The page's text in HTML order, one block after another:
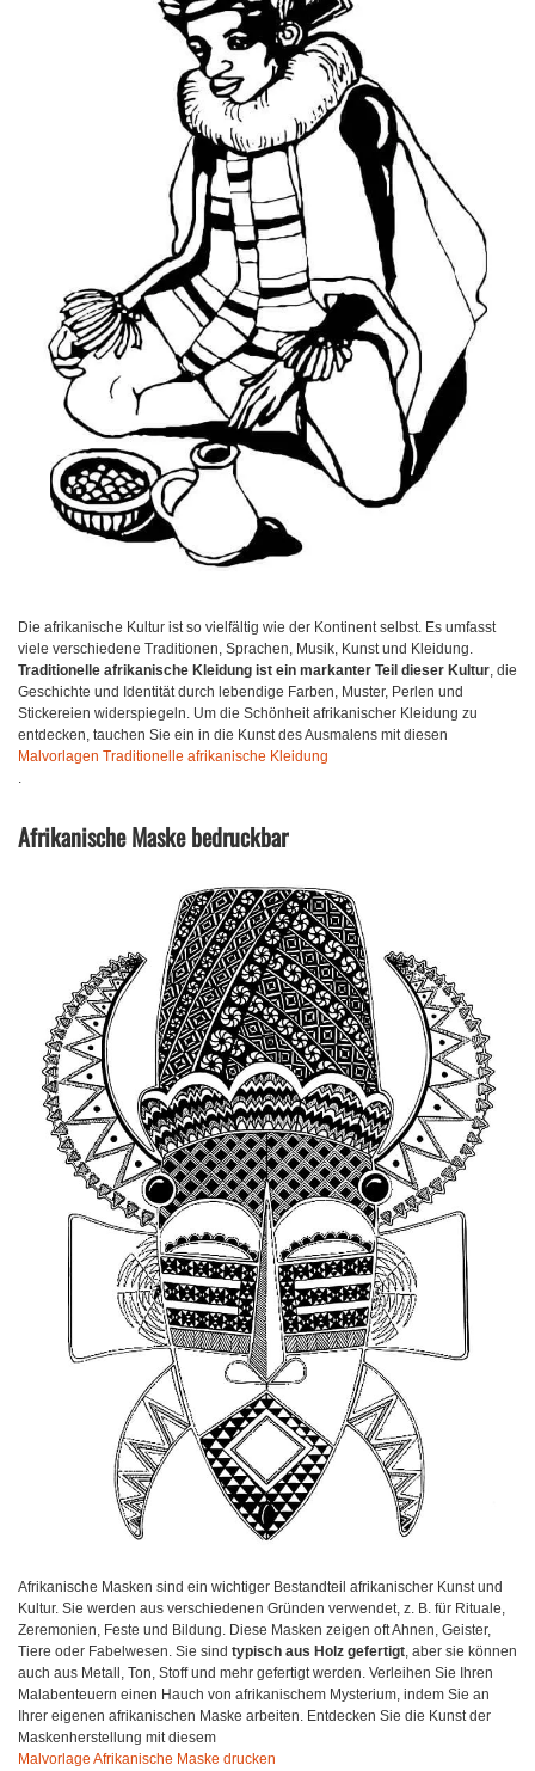
Die afrikanische Kultur ist so vielfältig wie der Kontinent selbst. Es umfasst
viele verschiedene Traditionen, Sprachen, Musik, Kunst und Kleidung.
Traditionelle afrikanische Kleidung ist ein markanter Teil dieser Kultur, die
Geschichte und Identität durch lebendige Farben, Muster, Perlen und
Stickereien widerspiegeln. Um die Schönheit afrikanischer Kleidung zu
entdecken, tauchen Sie ein in die Kunst des Ausmalens mit diesen
Malvorlagen Traditionelle afrikanische Kleidung
.
Afrikanische Maske bedruckbar
Afrikanische Masken sind ein wichtiger Bestandteil afrikanischer Kunst und
Kultur. Sie werden aus verschiedenen Gründen verwendet, z. B. für Rituale,
Zeremonien, Feste und Bildung. Diese Masken zeigen oft Ahnen, Geister,
Tiere oder Fabelwesen. Sie sind typisch aus Holz gefertigt, aber sie können
auch aus Metall, Ton, Stoff und mehr gefertigt werden. Verleihen Sie Ihren
Malabenteuern einen Hauch von afrikanischem Mysterium, indem Sie an
Ihrer eigenen afrikanischen Maske arbeiten. Entdecken Sie die Kunst der
Maskenherstellung mit diesem
Malvorlage Afrikanische Maske drucken